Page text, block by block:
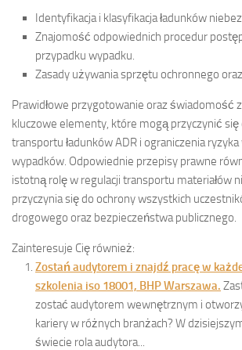
Identyfikacja i klasyfikacja ładunków
Znajomość odpowiednich procedur
przypadku wypadku.
Zasady używania sprzętu ochronnego
Prawidłowe przygotowanie oraz świadomość
kluczowe elementy, które mogą przyczynić się
transportu ładunków ADR i ograniczenia
wypadków. Odpowiednie przepisy prawne
istotną rolę w regulacji transportu materiałów
przyczynia się do ochrony wszystkich
drogowego oraz bezpieczeństwa publicznego.
Zainteresuje Cię również:
Zostań audytorem i znajdź pracę w
szkolenia iso 18001, BHP Warszawa.
zostać audytorem wewnętrznym i
kariery w różnych branżach? W
świecie rola audytora...